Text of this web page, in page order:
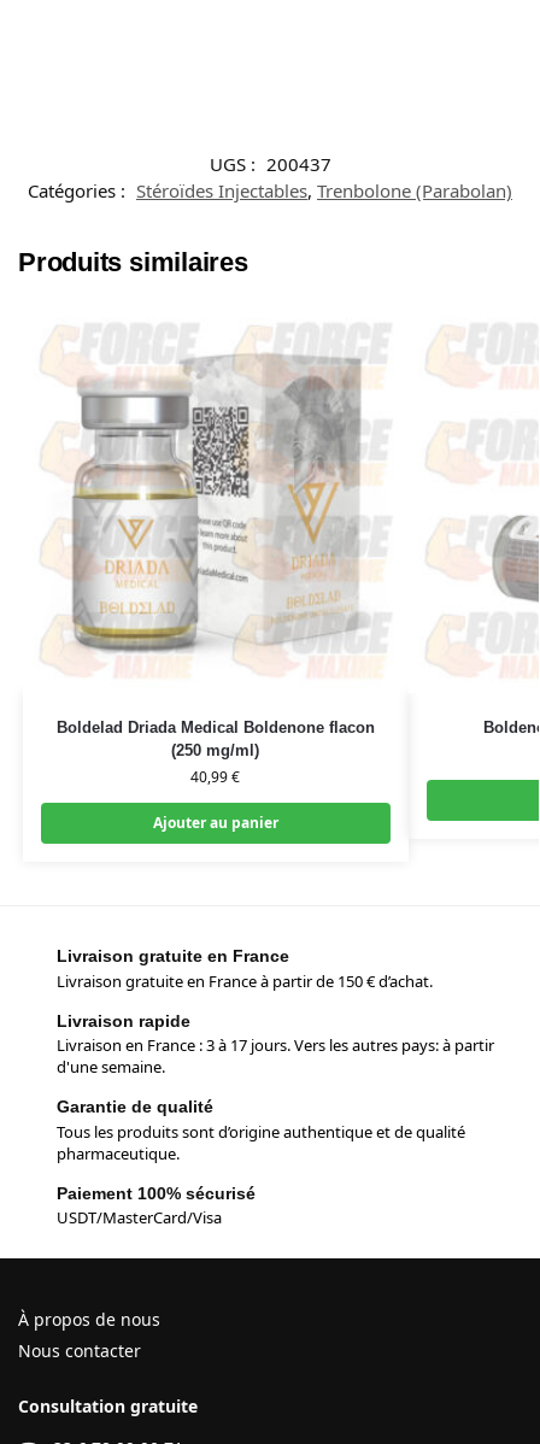
UGS : 200437
Catégories : Stéroïdes Injectables, Trenbolone (Parabolan)
Produits similaires
Boldelad Driada Medical Boldenone flacon
(250 mg/ml)
40,99€
Ajouter au panier
Livraison gratuite en France
Livraison gratuite en France à partir de 150 € d’achat.
Livraison rapide
Livraison en France : 3 à 17 jours. Vers les autres pays: à partir
d'une semaine.
Garantie de qualité
Tous les produits sont d’origine authentique et de qualité
pharmaceutique.
Paiement 100% sécurisé
USDT/MasterCard/Visa
À propos de nous
Nous contacter
Consultation gratuite